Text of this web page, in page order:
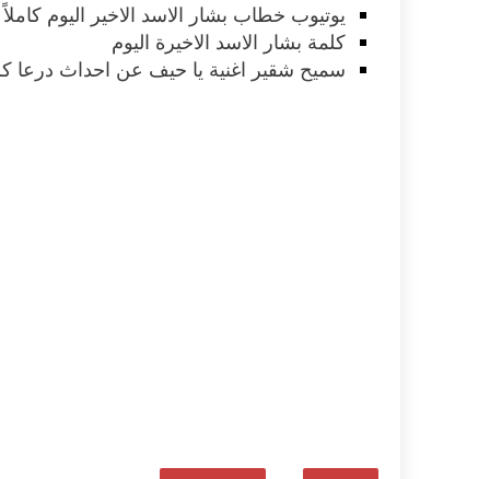
يوتيوب خطاب بشار الاسد الاخير اليوم
كلمة بشار الاسد الاخيرة اليوم
سميح شقير اغنية يا حيف عن احداث درعا